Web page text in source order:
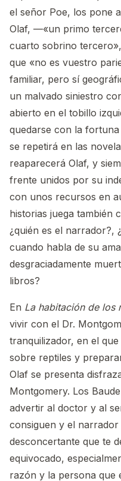
el señor Poe, los pone
Olaf, —«un primo
cuarto sobrino
que «no es vuestro
familiar, pero sí
un malvado siniestro
abierto en el tobillo
quedarse con la fortuna
se repetirá en las
reaparecerá Olaf, y
frente unidos por su
con unos recursos en
historias juega también
¿quién es el narrador?,
cuando habla de su
desgraciadamente
libros?
En La habitación de los
vivir con el Dr.
tranquilizador, en el
sobre reptiles y
Olaf se presenta
Montgomery. Los
advertir al doctor y al
consiguen y el
desconcertante que te
equivocado,
razón y la persona que